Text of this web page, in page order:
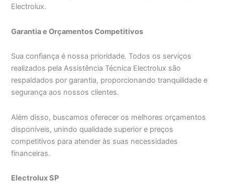
Electrolux.
Garantia e Orçamentos Competitivos
Sua confiança é nossa prioridade. Todos os serviços
realizados pela Assistência Técnica Electrolux são
respaldados por garantia, proporcionando tranquilidade e
segurança aos nossos clientes.
Além disso, buscamos oferecer os melhores orçamentos
disponíveis, unindo qualidade superior e preços
competitivos para atender às suas necessidades
financeiras.
Electrolux SP